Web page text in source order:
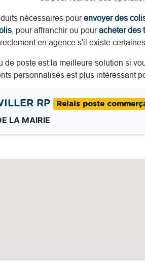
nécessaires pourenvoyer des
, pour affranchir ou pouracheter des
en agence s'il existe
de poste est la meilleure solution si
personnalisés est plus intéressant
RP Relais poste
LA MAIRIE